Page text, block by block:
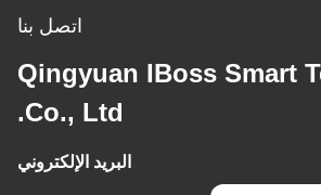
اتصل بنا
Qingyuan IBoss Smart
Co., Ltd.
البريد الإلكتروني